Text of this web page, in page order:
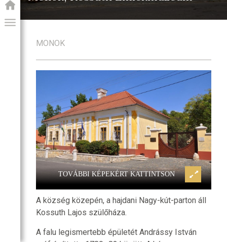
PROGRAM
MONOK
TOVÁBBI KÉPEKÉRT KATTINTSON
A község közepén, a hajdani Nagy-kút-parton áll
Kossuth Lajos szülőháza.
A falu legismertebb épületét Andrássy István